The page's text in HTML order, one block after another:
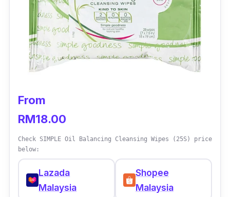
From
RM18.00
Check SIMPLE Oil Balancing Cleansing Wipes (25S) price
below:
Lazada
Malaysia
Shopee
Malaysia